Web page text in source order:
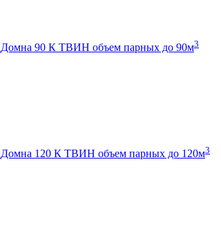
Домна 90 К ТВИН объем парных до 90м3
Домна 120 К ТВИН объем парных до 120м3